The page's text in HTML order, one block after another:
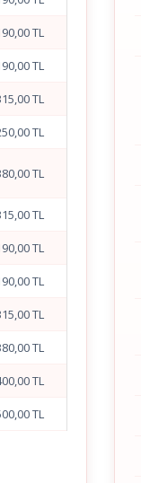
TL
TL
TL
TL
TL
TL
TL
TL
TL
TL
TL
TL